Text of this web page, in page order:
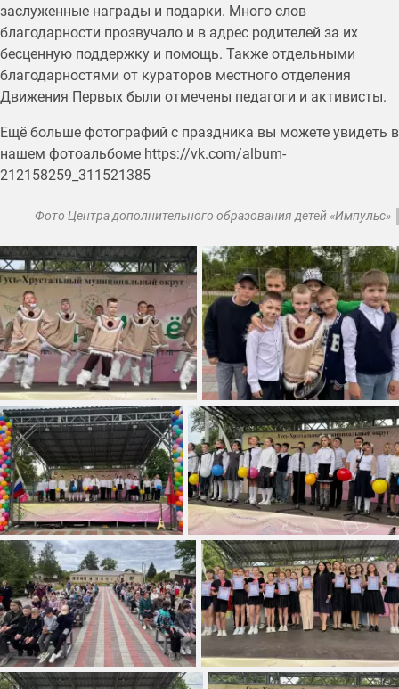
заслуженные награды и подарки. Много слов
благодарности прозвучало и в адрес родителей за их
бесценную поддержку и помощь. Также отдельными
благодарностями от кураторов местного отделения
Движения Первых были отмечены педагоги и активисты.
Ещё больше фотографий с праздника вы можете увидеть в
нашем фотоальбоме https://vk.com/album-
212158259_311521385
Фото Центра дополнительного образования детей «Импульс»